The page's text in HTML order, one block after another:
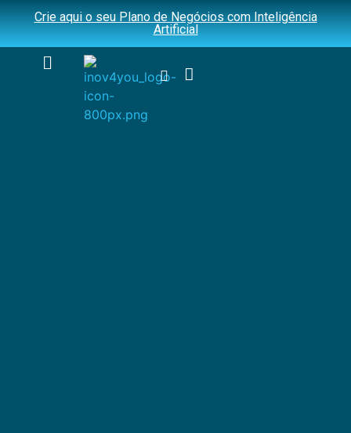
Crie aqui o seu Plano de Negócios com Inteligência
Artificial